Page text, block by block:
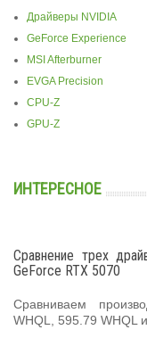
Драйверы NVIDIA
GeForce Experience
MSI Afterburner
EVGA Precision
CPU-Z
GPU-Z
ИНТЕРЕСНОЕ
Сравнение трех
GeForce RTX 5070
Сравниваем
WHQL, 595.79 WHQL